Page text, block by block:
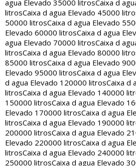
agua Elevado 35000 litrosCaixa d
litrosCaixa d agua Elevado 45000
50000 litrosCaixa d agua Elevado
Elevado 60000 litrosCaixa d agua
agua Elevado 70000 litrosCaixa d
litrosCaixa d agua Elevado 80000
85000 litrosCaixa d agua Elevado
Elevado 95000 litrosCaixa d agua
d agua Elevado 120000 litrosCaixa d
litrosCaixa d agua Elevado 140000
150000 litrosCaixa d agua Elevado
Elevado 170000 litrosCaixa d agua
litrosCaixa d agua Elevado 190000
200000 litrosCaixa d agua Elevado
Elevado 220000 litrosCaixa d agua
litrosCaixa d agua Elevado 240000
250000 litrosCaixa d agua Elevado